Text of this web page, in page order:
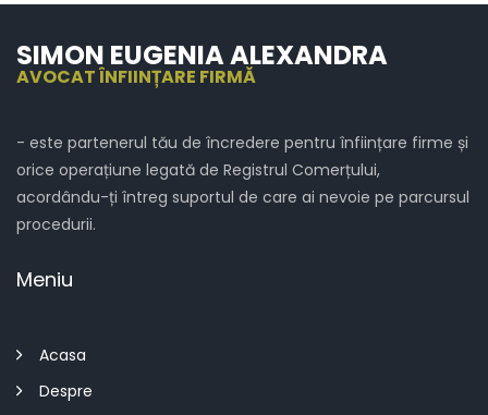
SIMON EUGENIA ALEXANDRA
AVOCAT ÎNFIINȚARE FIRMĂ
- este partenerul tău de încredere pentru înființare firme și
orice operațiune legată de Registrul Comerțului,
acordându-ți întreg suportul de care ai nevoie pe parcursul
procedurii.
Meniu
Acasa
Despre